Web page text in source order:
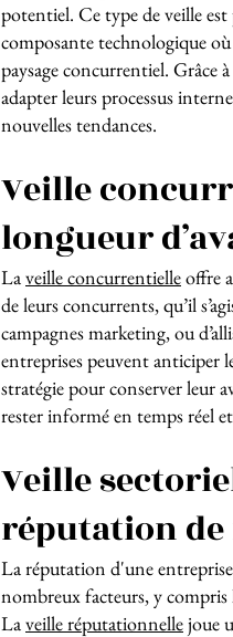
potentiel. Ce type de veille
composante technologique
paysage concurrentiel. Grâce
adapter leurs processus
nouvelles tendances.
Veille
longueur
Laveille concurrentielleoffre
de leurs concurrents, qu’il
campagnes marketing, ou
entreprises peuvent anticiper
stratégie pour conserver leur
rester informé en temps réel
Veille
réputation
La réputation d'une
nombreux facteurs, y compris
Laveille réputationnellejoue